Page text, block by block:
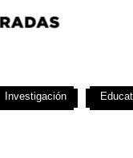
Investigación